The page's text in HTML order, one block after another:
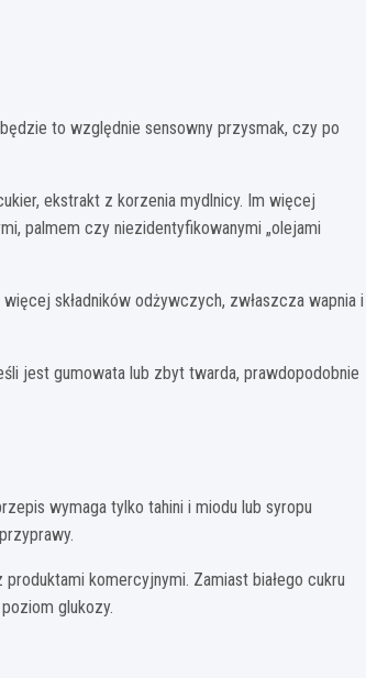
to względnie sensowny przysmak, czy po
ekstrakt z korzenia mydlnicy. Im więcej
palmem czy niezidentyfikowanymi „olejami
składników odżywczych, zwłaszcza wapnia i
jest gumowata lub zbyt twarda, prawdopodobnie
wymaga tylko tahini i miodu lub syropu
komercyjnymi. Zamiast białego cukru
glukozy.